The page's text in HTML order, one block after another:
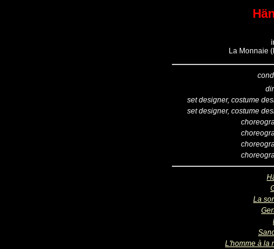
La Monnaie
set designer, costume
set designer, costume
La
L'homme à la